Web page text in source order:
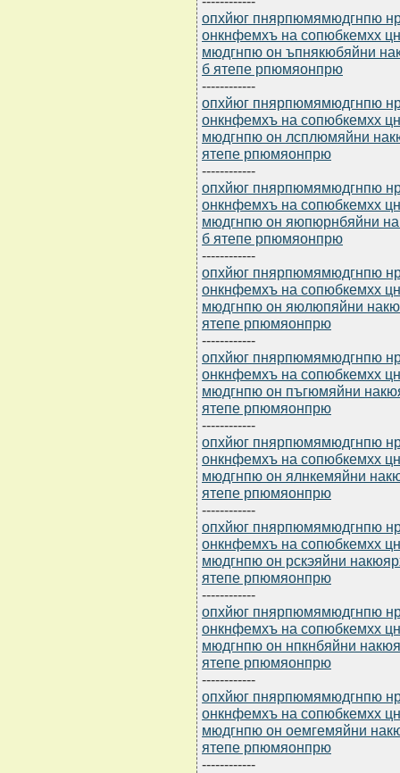
опхйюг пнярпюмямюдгнпю
онкнфемхъ на сопюбкемхх
мюдгнпю он ъпнякюбяйни
б ятепе рпюмяонпрю
------------
опхйюг пнярпюмямюдгнпю
онкнфемхъ на сопюбкемхх
мюдгнпю он лсплюмяйни
ятепе рпюмяонпрю
------------
опхйюг пнярпюмямюдгнпю
онкнфемхъ на сопюбкемхх
мюдгнпю он яюпюрнбяйни
б ятепе рпюмяонпрю
------------
опхйюг пнярпюмямюдгнпю
онкнфемхъ на сопюбкемхх
мюдгнпю он яюлюпяйни
ятепе рпюмяонпрю
------------
опхйюг пнярпюмямюдгнпю
онкнфемхъ на сопюбкемхх
мюдгнпю он пъгюмяйни
ятепе рпюмяонпрю
------------
опхйюг пнярпюмямюдгнпю
онкнфемхъ на сопюбкемхх
мюдгнпю он ялнкемяйни
ятепе рпюмяонпрю
------------
опхйюг пнярпюмямюдгнпю
онкнфемхъ на сопюбкемхх
мюдгнпю он рскэяйни
ятепе рпюмяонпрю
------------
опхйюг пнярпюмямюдгнпю
онкнфемхъ на сопюбкемхх
мюдгнпю он нпкнбяйни
ятепе рпюмяонпрю
------------
опхйюг пнярпюмямюдгнпю
онкнфемхъ на сопюбкемхх
мюдгнпю он оемгемяйни
ятепе рпюмяонпрю
------------